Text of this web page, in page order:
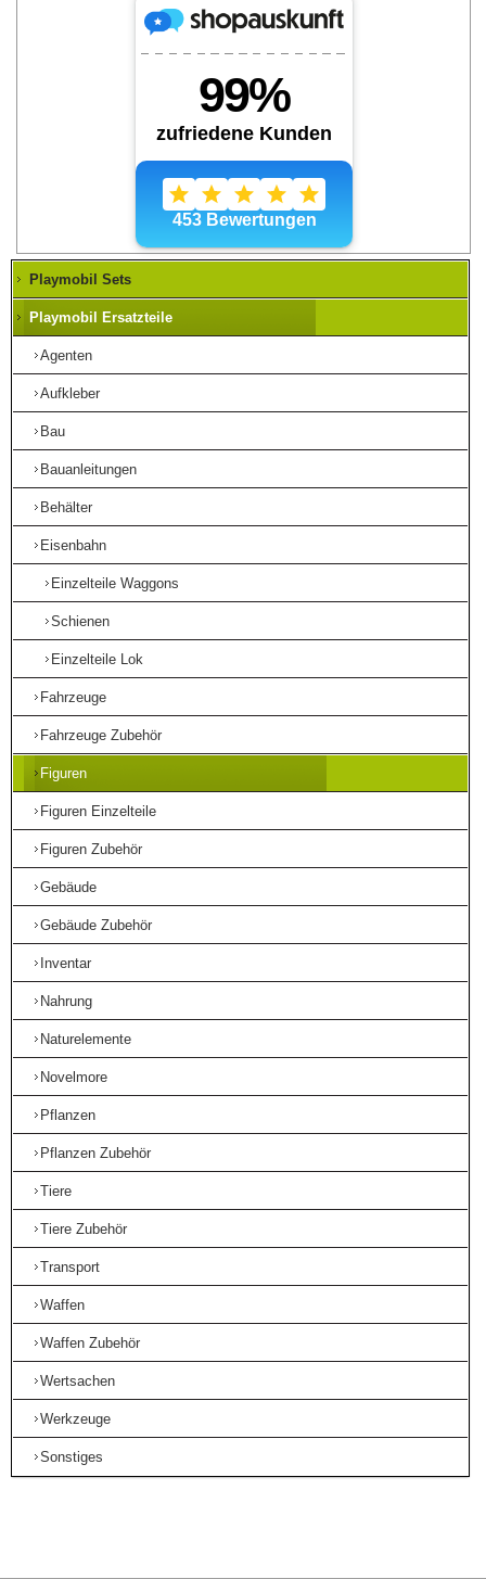
Playmobil Sets
Playmobil Ersatzteile
Agenten
Aufkleber
Bau
Bauanleitungen
Behälter
Eisenbahn
Einzelteile Waggons
Schienen
Einzelteile Lok
Fahrzeuge
Fahrzeuge Zubehör
Figuren
Figuren Einzelteile
Figuren Zubehör
Gebäude
Gebäude Zubehör
Inventar
Nahrung
Naturelemente
Novelmore
Pflanzen
Pflanzen Zubehör
Tiere
Tiere Zubehör
Transport
Waffen
Waffen Zubehör
Wertsachen
Werkzeuge
Sonstiges